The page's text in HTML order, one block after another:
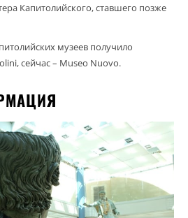
Капитолийского, ставшего позже
музеев получило
сейчас – Museo Nuovo.